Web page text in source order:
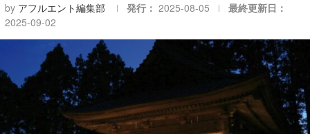
by アフルエント編集部 発行： 2025-08-05
最終更新日：
2025-09-02